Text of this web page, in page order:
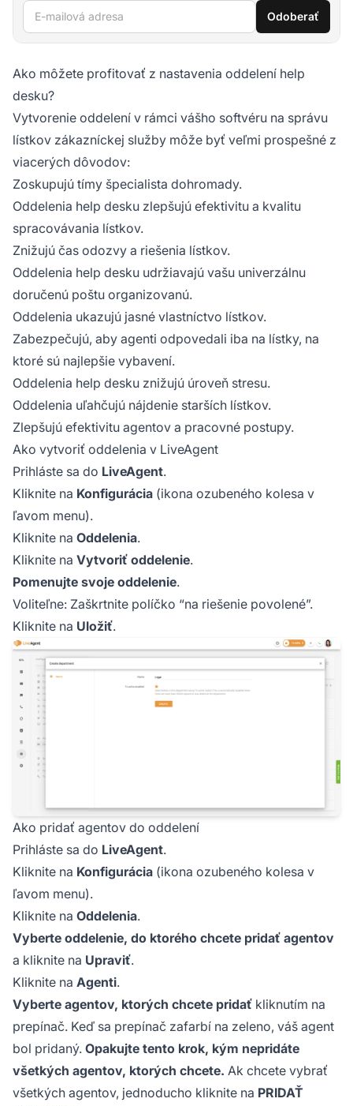
E-mailová adresa Odoberať
Ako môžete profitovať z nastavenia oddelení help
desku?
Vytvorenie oddelení v rámci vášho softvéru na správu
lístkov zákazníckej služby môže byť veľmi prospešné z
viacerých dôvodov:
Zoskupujú tímy špecialista dohromady.
Oddelenia help desku zlepšujú efektivitu a kvalitu
spracovávania lístkov.
Znižujú čas odozvy a riešenia lístkov.
Oddelenia help desku udržiavajú vašu univerzálnu
doručenú poštu organizovanú.
Oddelenia ukazujú jasné vlastníctvo lístkov.
Zabezpečujú, aby agenti odpovedali iba na lístky, na
ktoré sú najlepšie vybavení.
Oddelenia help desku znižujú úroveň stresu.
Oddelenia uľahčujú nájdenie starších lístkov.
Zlepšujú efektivitu agentov a pracovné postupy.
Ako vytvoriť oddelenia v LiveAgent
Prihláste sa do LiveAgent.
Kliknite na Konfigurácia (ikona ozubeného kolesa v
ľavom menu).
Kliknite na Oddelenia.
Kliknite na Vytvoriť oddelenie.
Pomenujte svoje oddelenie.
Voliteľne: Zaškrtnite políčko “na riešenie povolené”.
Kliknite na Uložiť.
Ako pridať agentov do oddelení
Prihláste sa do LiveAgent.
Kliknite na Konfigurácia (ikona ozubeného kolesa v
ľavom menu).
Kliknite na Oddelenia.
Vyberte oddelenie, do ktorého chcete pridať agentov
a kliknite na Upraviť.
Kliknite na Agenti.
Vyberte agentov, ktorých chcete pridať kliknutím na
prepínač. Keď sa prepínač zafarbí na zeleno, váš agent
bol pridaný. Opakujte tento krok, kým nepridáte
všetkých agentov, ktorých chcete. Ak chcete vybrať
všetkých agentov, jednoducho kliknite na PRIDAŤ